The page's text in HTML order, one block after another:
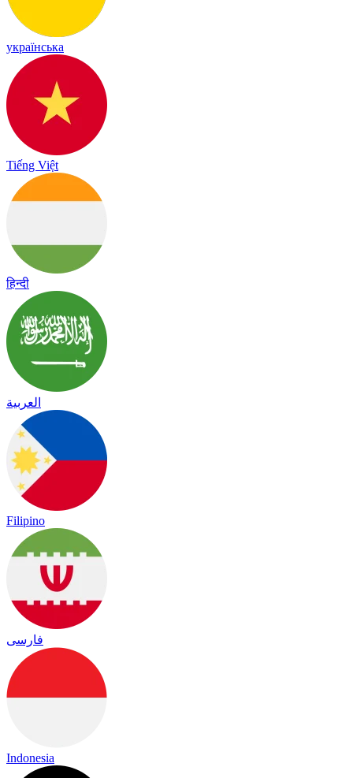
українська
Tiếng Việt
हिन्दी
العربية
Filipino
فارسی
Indonesia